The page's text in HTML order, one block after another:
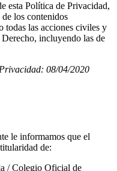
esta Política de Privacidad,
los contenidos
todas las acciones civiles y
incluyendo las de
08/04/2020
le informamos que el
de:
/ Colegio Oficial de